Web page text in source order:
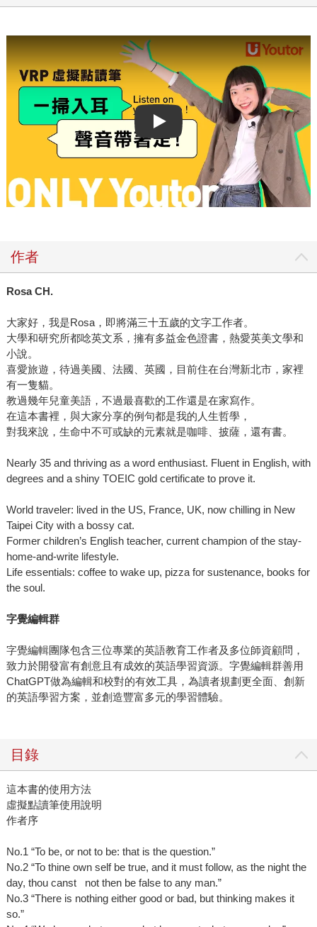
Play video
作者
Rosa CH.
大家好，我是Rosa，即將滿三十五歲的文字工作者。
大學和研究所都唸英文系，擁有多益金色證書，熱愛英美文學和
小說。
喜愛旅遊，待過美國、法國、英國，目前住在台灣新北市，家裡
有一隻貓。
教過幾年兒童美語，不過最喜歡的工作還是在家寫作。
在這本書裡，與大家分享的例句都是我的人生哲學，
對我來說，生命中不可或缺的元素就是咖啡、披薩，還有書。
Nearly 35 and thriving as a word enthusiast. Fluent in English, with
degrees and a shiny TOEIC gold certificate to prove it.
World traveler: lived in the US, France, UK, now chilling in New
Taipei City with a bossy cat.
Former children’s English teacher, current champion of the stay-
home-and-write lifestyle.
Life essentials: coffee to wake up, pizza for sustenance, books for
the soul.
字覺編輯群
字覺編輯團隊包含三位專業的英語教育工作者及多位師資顧問，
致力於開發富有創意且有成效的英語學習資源。字覺編輯群善用
ChatGPT做為編輯和校對的有效工具，為讀者規劃更全面、創新
的英語學習方案，並創造豐富多元的學習體驗。
目錄
這本書的使用方法
虛擬點讀筆使用說明
作者序
No.1 “To be, or not to be: that is the question.”
No.2 “To thine own self be true, and it must follow, as the night the
day, thou canst not then be false to any man.”
No.3 “There is nothing either good or bad, but thinking makes it
so.”